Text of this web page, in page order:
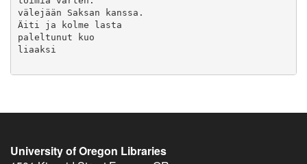
University of Oregon Libraries